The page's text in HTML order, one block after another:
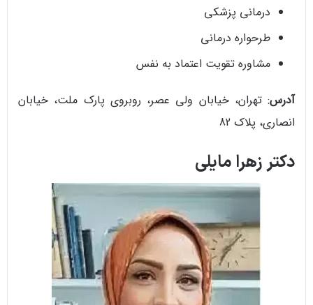
درمانی پزشکی
طرحواره درمانی
مشاوره تقویت اعتماد به نفس
آدرس: تهران، خیابان ولی عصر، روبروی پارک ملت، خیابان
انصاری، پلاک 82
دکتر زهرا مایلی